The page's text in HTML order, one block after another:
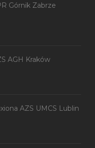
Górnik Zabrze
AGH Kraków
AZS UMCS Lublin